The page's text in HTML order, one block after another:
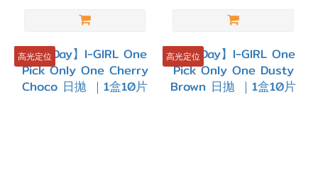
13.5~13.6mm
G.DIA
13.1~13.4mm
(378)
高光定位 高光定位